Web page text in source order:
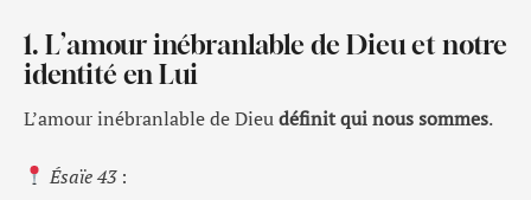
1. L’amour inébranlable de Dieu et notre
identité en Lui
L’amour inébranlable de Dieudéfinit qui nous sommes.
Ésaïe 43: